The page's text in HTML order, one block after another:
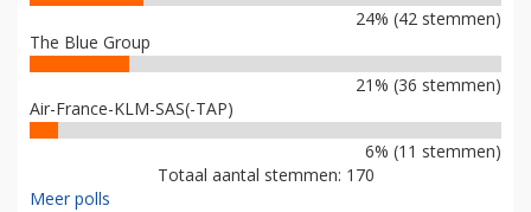
24% (42 stemmen)
The Blue Group
21% (36 stemmen)
Air-France-KLM-SAS(-TAP)
6% (11 stemmen)
Totaal aantal stemmen: 170
Meer polls